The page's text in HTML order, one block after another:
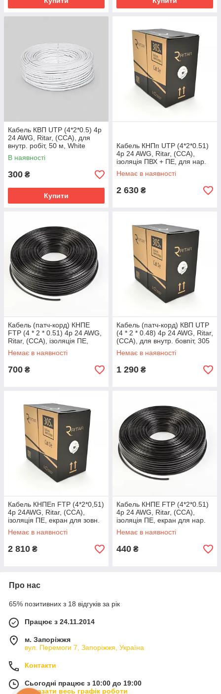
Кабель КВП UTP (4*2*0.5) 4p
24 AWG, Ritar, (CCA), для
внутр. робіт, 50 м, White
В наявності
300 ₴
Купити
Кабель КНПп UTP (4*2*0.51)
4p 24 AWG, Ritar, (CCA),
ізоляція ПВХ + ПЕ, для нар.
робіт із дротом, 305 м
котушка,
Немає в наявності
2 630 ₴
Кабель (патч-корд) КНПЕ
FTP (4 * 2 * 0.51) 4p 24 AWG,
Ritar, (CCA), ізоляція ПЕ,
екран для зовн. робіт, 100м,
Немає в наявності
700 ₴
Кабель (патч-корд) КВП UTP
(4 * 2 * 0.48) 4p 24 AWG, Ritar,
(CCA), для внутр. бовпіт, 305
м, White, Corton BOX
Немає в наявності
1 290 ₴
Кабель КНПЕп FTP (4*2*0,51)
4p 24AWG, Ritar, (CCA),
ізоляція ПЕ, екран для зовн.
робіт з дротом, 305м
Немає в наявності
2 810 ₴
Кабель КНПЕ FTP (4*2*0.51)
4p 24 AWG, Ritar, (CCA),
ізоляція ПЕ, екран для нар.
робіт, 50 м, Black, Corton
BOX,
Немає в наявності
440 ₴
Про нас
65% позитивних з 18 відгуків за рік
Працює з 24.11.2014
м. Запоріжжя
вул. Перемоги 7, Запоріжжя, Україна
Контакти
Сьогодні працює з 10:00 до 19:00
Показати весь графік роботи